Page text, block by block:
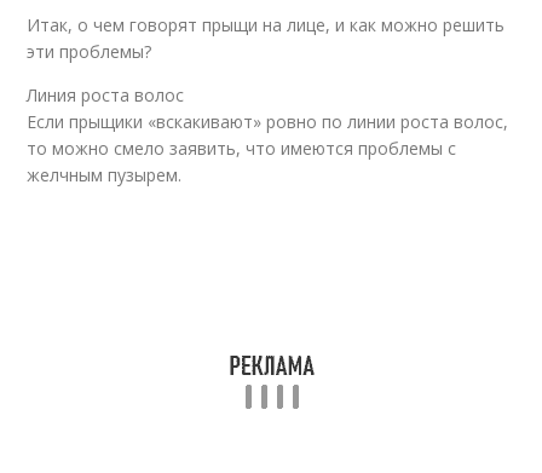
Итак, о чем говорят прыщи на лице, и как можно решить
эти проблемы?
Линия роста волос
Если прыщики «вскакивают» ровно по линии роста волос,
то можно смело заявить, что имеются проблемы с
желчным пузырем.